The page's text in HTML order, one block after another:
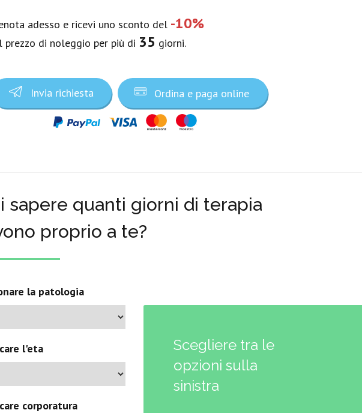
adesso e ricevi uno sconto del -10%
prezzo di noleggio per più di 35 giorni.
Invia richiesta Ordina e paga online
sapere quanti giorni di terapia
proprio a te?
la patologia
l'eta
corporatura
Scegliere tra le
opzioni sulla
sinistra